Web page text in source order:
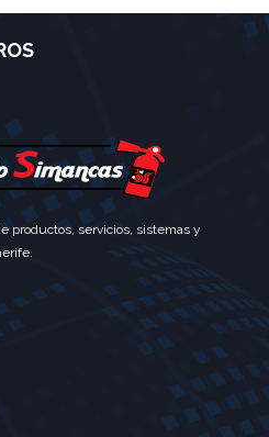
productos, servicios, sistemas y